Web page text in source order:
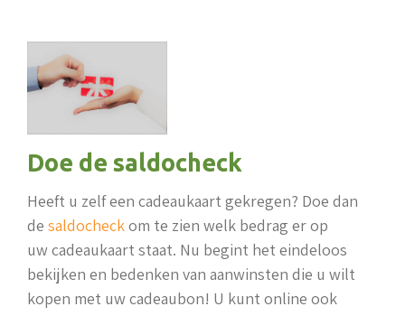
Doe de saldocheck
Heeft u zelf een cadeaukaart gekregen? Doe dan
de saldocheckom te zien welk bedrag er op
uw cadeaukaart staat. Nu begint het eindeloos
bekijken en bedenken van aanwinsten die u wilt
kopen met uw cadeaubon! U kunt online ook